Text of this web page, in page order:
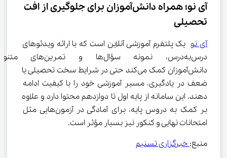
آی نو؛ همراه دانش‌آموزان برای جلوگیری از افت
تحصیلی
آی نو یک پلتفرم آموزشی آنلاین است که با ارائه ویدئوهای
درس‌به‌درس، نمونه سؤال‌ها و
دانش‌آموزان کمک می‌کند حتی در شرایط سخت تحصیلی یا
ضعف در یادگیری، مسیر آموزشی خود را با کیفیت ادامه
دهند. این سامانه از پایه اول تا دوازدهم محتوا دارد و علاوه
بر کمک به دروس پایه، برای آمادگی در آزمون‌هایی مثل
امتحانات نهایی و کنکور نیز بسیار مؤثر است.
منبع: خبرگزاری تسنیم